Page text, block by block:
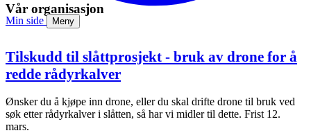
Min side Meny
Vår organisasjon
Tilskudd til slåttprosjekt - bruk av drone for å
redde rådyrkalver
Ønsker du å kjøpe inn drone, eller du skal drifte drone til bruk ved
søk etter rådyrkalver i slåtten, så har vi midler til dette. Frist 12.
mars.